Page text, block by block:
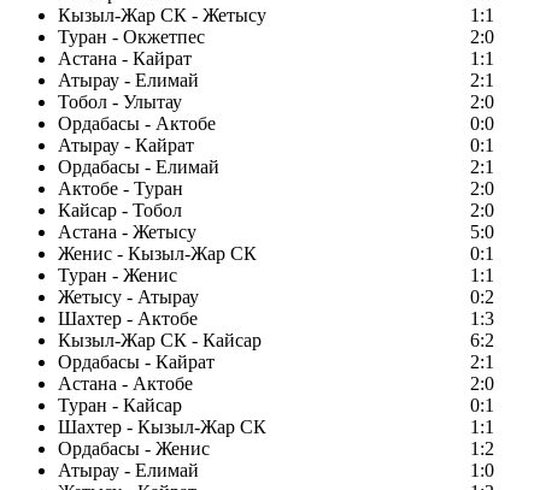
Кызыл-Жар СК - Жетысу
1:1
Туран - Окжетпес
2:0
Астана - Кайрат
1:1
Атырау - Елимай
2:1
Тобол - Улытау
2:0
Ордабасы - Актобе
0:0
Атырау - Кайрат
0:1
Ордабасы - Елимай
2:1
Актобе - Туран
2:0
Кайсар - Тобол
2:0
Астана - Жетысу
5:0
Женис - Кызыл-Жар СК
0:1
Туран - Женис
1:1
Жетысу - Атырау
0:2
Шахтер - Актобе
1:3
Кызыл-Жар СК - Кайсар
6:2
Ордабасы - Кайрат
2:1
Астана - Актобе
2:0
Туран - Кайсар
0:1
Шахтер - Кызыл-Жар СК
1:1
Ордабасы - Женис
1:2
Атырау - Елимай
1:0